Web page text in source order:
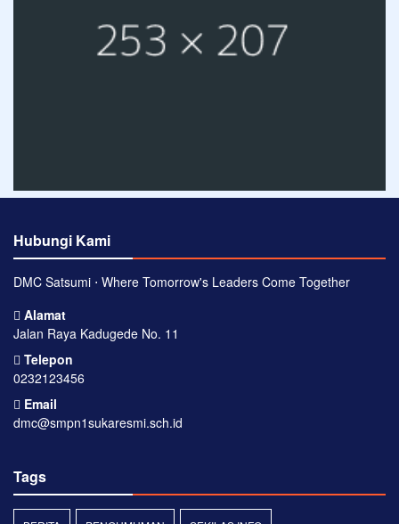
Hubungi Kami
DMC Satsumi ⋅ Where Tomorrow's Leaders Come Together
Alamat
Jalan Raya Kadugede No. 11
Telepon
0232123456
Email
dmc@smpn1sukaresmi.sch.id
Tags